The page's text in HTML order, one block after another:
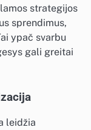
strategijos
sprendimus,
ypač svarbu
gali greitai
leidžia